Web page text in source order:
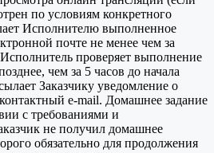
по условиям конкретного
Исполнителю выполненное
почте не менее чем за
проверяет выполнение
чем за 5 часов до начала
Заказчику уведомление о
e-mail. Домашнее задание
с требованиями и
не получил домашнее
обязательно для продолжения